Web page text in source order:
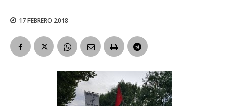
17 FEBRERO 2018